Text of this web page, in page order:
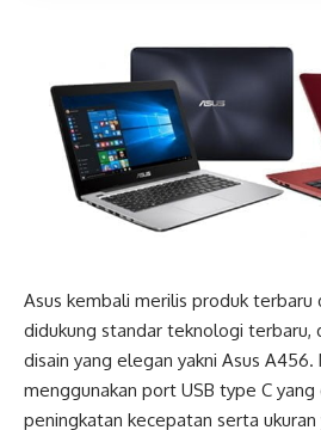
Asus kembali merilis produk terbaru
didukung standar teknologi terbaru,
disain yang elegan yakni Asus
menggunakan port USB type C
peningkatan kecepatan serta